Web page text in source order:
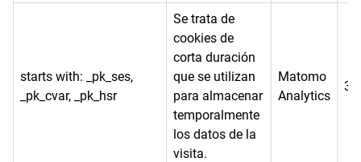
starts with: _pk_ses,
_pk_cvar, _pk_hsr
Se trata de
cookies de
corta duración
que se utilizan
para almacenar
temporalmente
los datos de la
visita.
Matomo
Analytics